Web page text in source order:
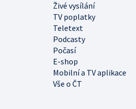
Živé vysílání
TV poplatky
Teletext
Podcasty
Počasí
E-shop
Mobilní a TV aplikace
Vše o ČT